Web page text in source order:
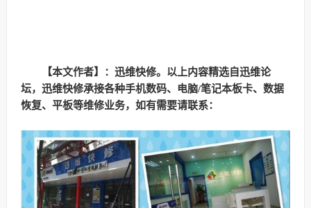
【本文作者】：迅维快修。以上内容精选自迅维论
坛，迅维快修承接各种手机数码、电脑/笔记本板卡、数据
恢复、平板等维修业务，如有需要请联系：